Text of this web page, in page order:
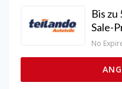
Bis
Sale-
No